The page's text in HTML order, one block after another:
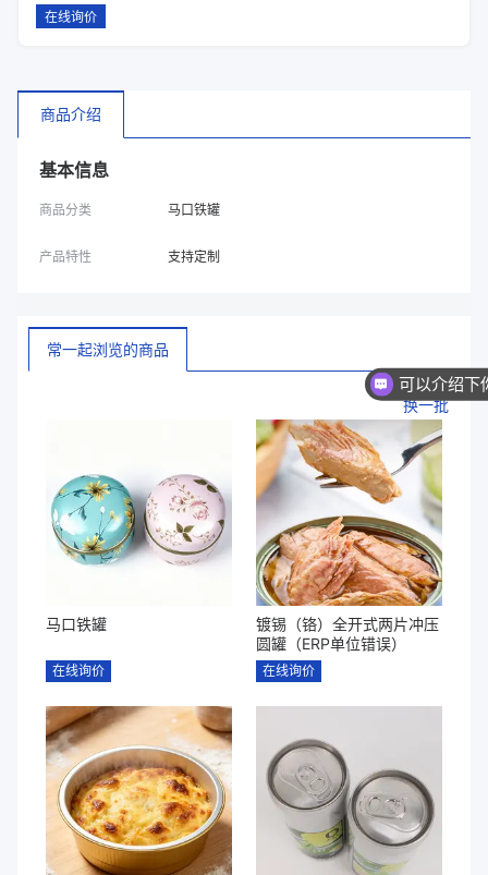
在线询价
商品介绍
基本信息
商品分类 马口铁罐
产品特性 支持定制
常一起浏览的商品
换一批
马口铁罐
在线询价
镀锡（铬）全开式两片冲压
圆罐（ERP单位错误）
在线询价